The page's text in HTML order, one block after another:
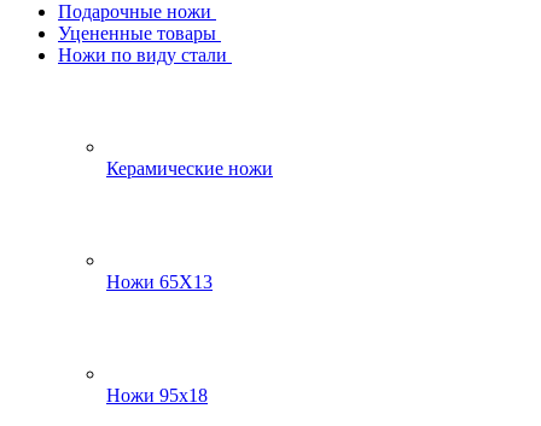
Подарочные ножи
Уцененные товары
Ножи по виду стали
Керамические ножи
Ножи 65Х13
Ножи 95х18